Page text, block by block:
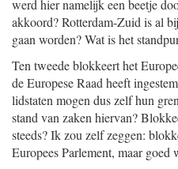
werd hier namelijk een beetje
akkoord? Rotterdam-Zuid is al
gaan worden? Wat is het
Ten tweede blokkeert het
de Europese Raad heeft
lidstaten mogen dus zelf hun
stand van zaken hiervan?
steeds? Ik zou zelf zeggen:
Europees Parlement, maar goed